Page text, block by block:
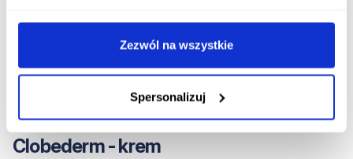
Zezwól na wszystkie
Spersonalizuj
stosowania podczas karmienia piersią
Clobederm a alkohol
Nie potwierdzono interakcji klobetazolu stosowanego
miejscowo ze spożywaniem alkoholu.
Clobederm - krem